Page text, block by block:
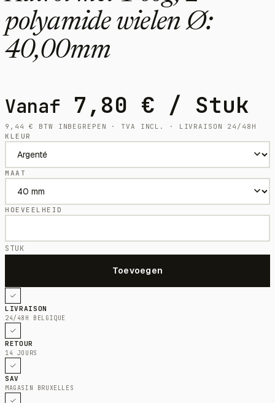
polyamide wielen Ø:
40,00mm
Vanaf 7,80 € / Stuk
9,44€
BTW INBEGREPEN · TVA INCL. · LIVRAISON 24/48H
KLEUR
MAAT
HOEVEELHEID
STUK
LIVRAISON
24/48H BELGIQUE
RETOUR
14 JOURS
SAV
MAGASIN BRUXELLES